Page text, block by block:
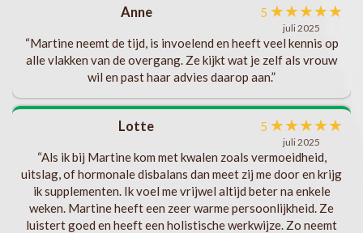
Anne 5 ★★★★★
juli 2025
“Martine neemt de tijd, is invoelend en heeft veel kennis op
alle vlakken van de overgang. Ze kijkt wat je zelf als vrouw
wil en past haar advies daarop aan.”
Lotte 5 ★★★★★
juli 2025
“Als ik bij Martine kom met kwalen zoals vermoeidheid,
uitslag, of hormonale disbalans dan meet zij me door en krijg
ik supplementen. Ik voel me vrijwel altijd beter na enkele
weken. Martine heeft een zeer warme persoonlijkheid. Ze
luistert goed en heeft een holistische werkwijze. Zo neemt